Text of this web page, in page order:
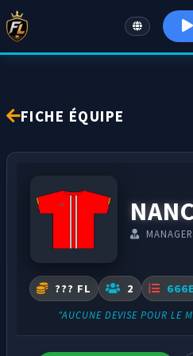
English
FICHE ÉQUIPE
??? FL 2 666E
"AUCUNE DEVISE POUR LE